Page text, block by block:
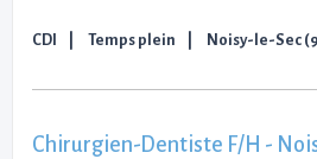
CDI Temps plein Noisy-le-Sec
Chirurgien-Dentiste F/H -